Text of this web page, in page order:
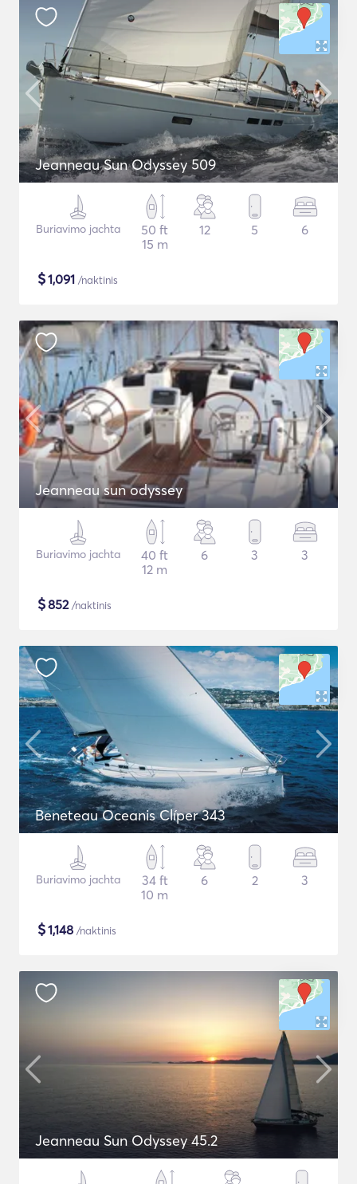
Jeanneau Sun Odyssey 509
Buriavimo jachta
50 ft
15 m
12 5 6
$1,091 /naktinis
Jeanneau sun odyssey
Buriavimo jachta
40 ft
12 m
6 3 3
$852/naktinis
Beneteau Oceanis Clíper 343
Buriavimo jachta
34 ft
10 m
6 2 3
$1,148 /naktinis
Jeanneau Sun Odyssey 45.2